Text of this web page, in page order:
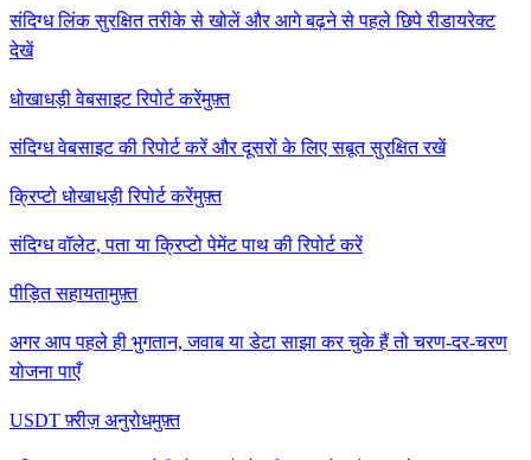
संदिग्ध लिंक सुरक्षित तरीके से खोलें और आगे बढ़ने से पहले छिपे रीडायरेक्ट
देखें
धोखाधड़ी वेबसाइट रिपोर्ट करेंमुफ़्त
संदिग्ध वेबसाइट की रिपोर्ट करें और दूसरों के लिए सबूत सुरक्षित रखें
क्रिप्टो धोखाधड़ी रिपोर्ट करेंमुफ़्त
संदिग्ध वॉलेट, पता या क्रिप्टो पेमेंट पाथ की रिपोर्ट करें
पीड़ित सहायतामुफ़्त
अगर आप पहले ही भुगतान, जवाब या डेटा साझा कर चुके हैं तो चरण-दर-चरण
योजना पाएँ
USDT फ़्रीज़ अनुरोधमुफ़्त